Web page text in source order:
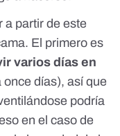
a partir de este
El primero es
varios días en
once días), así que
podría
en el caso de